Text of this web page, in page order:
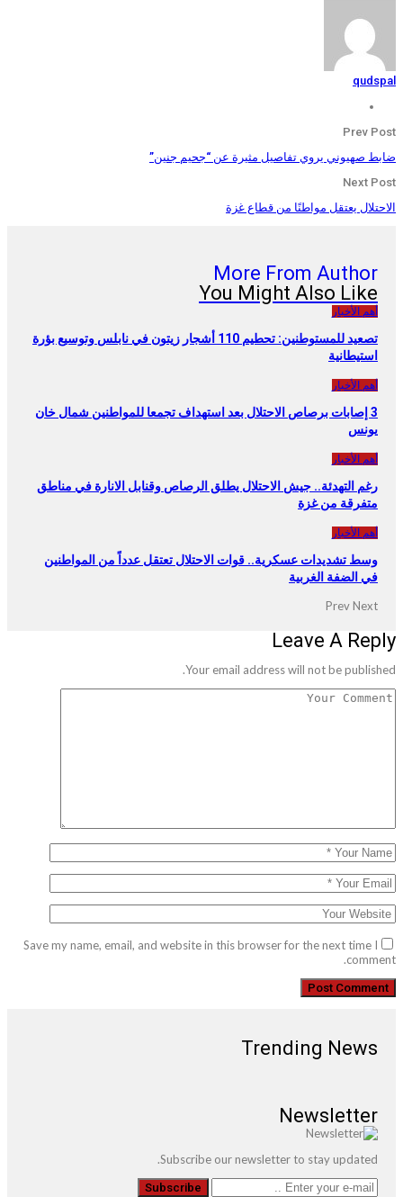
qudspal
Prev Post
ضابط صهيوني يروي تفاصيل مثيرة عن “جحيم جنين”
Next Post
الاحتلال يعتقل مواطنًا من قطاع غزة
More From Author
You Might Also Like
أهم الأخبار
تصعيد للمستوطنين: تحطيم 110 أشجار زيتون في نابلس وتوسيع بؤرة
استيطانية
أهم الأخبار
3 إصابات برصاص الاحتلال بعد استهداف تجمعا للمواطنين شمال خان
يونس
أهم الأخبار
رغم التهدئة.. جيش الاحتلال يطلق الرصاص وقنابل الانارة في مناطق
متفرقة من غزة
أهم الأخبار
وسط تشديدات عسكرية.. قوات الاحتلال تعتقل عدداً من المواطنين
في الضفة الغربية
Prev Next
Leave A Reply
Your email address will not be published.
Save my name, email, and website in this browser for the next time I
comment.
Trending News
Newsletter
Subscribe our newsletter to stay updated.
Subscribe